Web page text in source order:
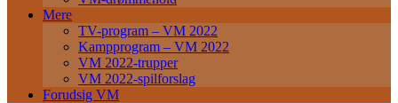
Mere
TV-program – VM 2022
Kampprogram – VM 2022
VM 2022-trupper
VM 2022-spilforslag
Forudsig VM